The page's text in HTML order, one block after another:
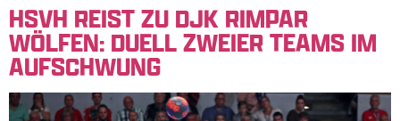
HSVH REIST ZU DJK RIMPAR
WÖLFEN: DUELL ZWEIER TEAMS IM
AUFSCHWUNG